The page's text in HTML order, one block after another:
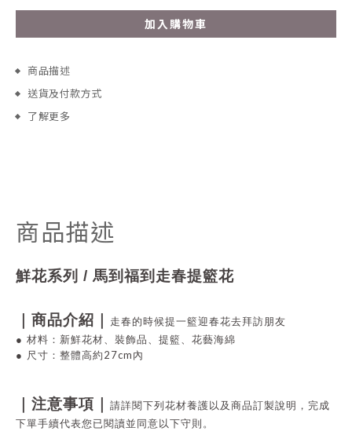
加入購物車
商品描述
送貨及付款方式
了解更多
商品描述
鮮花系列 / 馬到福到走春提籃花
｜商品介紹｜
走春的時候提一籃迎春花去拜訪朋友
● 材料：新鮮花材、裝飾品、提籃、花藝海綿
● 尺寸：整體高約 27cm 內
｜注意事項｜
請詳閱下列花材養護以及商品訂製說明，完成
下單手續代表您已閱讀並同意以下守則。